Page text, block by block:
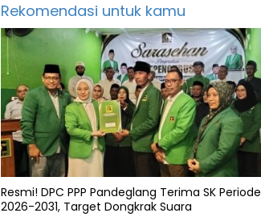
Rekomendasi untuk kamu
Resmi! DPC PPP Pandeglang Terima SK Periode
2026-2031, Target Dongkrak Suara